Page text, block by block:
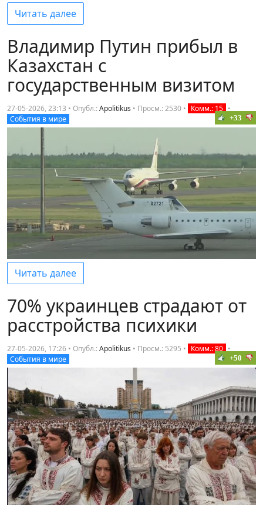
Читать далее
Владимир Путин прибыл в
Казахстан с
государственным визитом
27-05-2026, 23:13 • Опубл.:Apolitikus • Просм.: 2530 • Комм.: 15 •
События в мире
+33
Читать далее
70% украинцев страдают от
расстройства психики
27-05-2026, 17:26 • Опубл.:Apolitikus • Просм.: 5295 • Комм.: 80 •
События в мире
+50